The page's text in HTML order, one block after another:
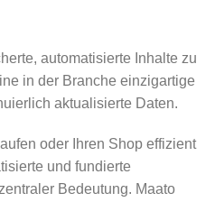
automatisierte Inhalte zu
in der Branche einzigartige
aktualisierte Daten.
oder Ihren Shop effizient
und fundierte
Bedeutung. Maato